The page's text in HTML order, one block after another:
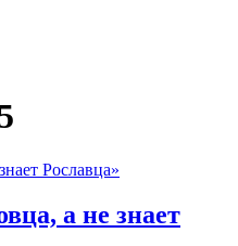
а не знает